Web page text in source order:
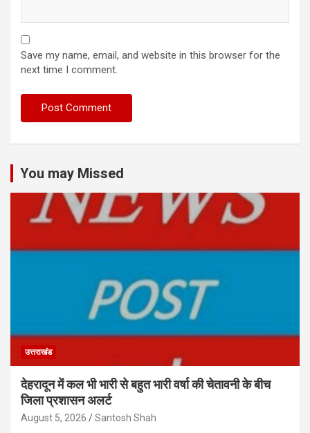
Save my name, email, and website in this browser for the
next time I comment.
You may Missed
उत्तराखंड
देहरादून में कल भी भारी से बहुत भारी वर्षा की चेतावनी के बीच
जिला प्रशासन अलर्ट
August 5, 2026 Santosh Shah